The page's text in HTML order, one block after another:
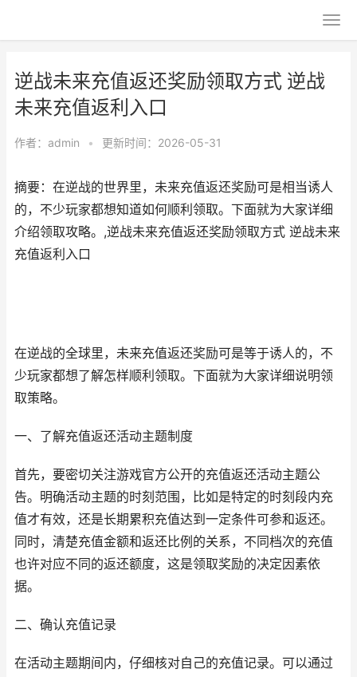
逆战未来充值返还奖励领取方式 逆战
未来充值返利入口
作者： admin • 更新时间：2026-05-31
摘要：在逆战的世界里，未来充值返还奖励可是相当诱人
的，不少玩家都想知道如何顺利领取。下面就为大家详细
介绍领取攻略。,逆战未来充值返还奖励领取方式 逆战未来
充值返利入口
在逆战的全球里，未来充值返还奖励可是等于诱人的，不
少玩家都想了解怎样顺利领取。下面就为大家详细说明领
取策略。
一、了解充值返还活动主题制度
首先，要密切关注游戏官方公开的充值返还活动主题公
告。明确活动主题的时刻范围，比如是特定的时刻段内充
值才有效，还是长期累积充值达到一定条件可参和返还。
同时，清楚充值金额和返还比例的关系，不同档次的充值
也许对应不同的返还额度，这是领取奖励的决定因素依
据。
二、确认充值记录
在活动主题期间内，仔细核对自己的充值记录。可以通过